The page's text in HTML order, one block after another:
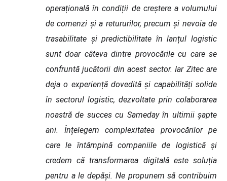
operațională în condiții de creștere a volumului
de comenzi și a retururilor, precum și nevoia de
trasabilitate și predictibilitate în lanțul logistic
sunt doar câteva dintre provocările cu care se
confruntă jucătorii din acest sector. Iar Zitec are
deja o experiență dovedită și capabilități solide
în sectorul logistic, dezvoltate prin colaborarea
noastră de succes cu Sameday în ultimii șapte
ani. Înțelegem complexitatea provocărilor pe
care le întâmpină companiile de logistică și
credem că transformarea digitală este soluția
pentru a le depăși. Ne propunem să contribuim